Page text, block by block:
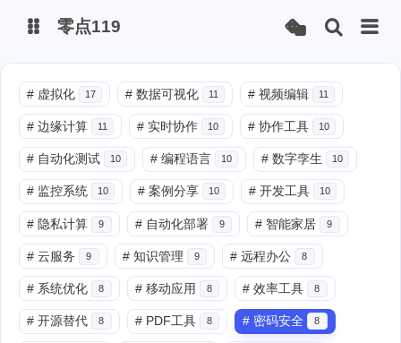
微博
抖音
零点119
# 虚拟化 17 # 数据可视化 11 # 视频编辑 11
# 边缘计算 11 # 实时协作 10 # 协作工具 10
# 自动化测试 10 # 编程语言 10 # 数字孪生 10
# 监控系统 10 # 案例分享 10 # 开发工具 10
# 隐私计算 9 # 自动化部署 9 # 智能家居 9
# 云服务 9 # 知识管理 9 # 远程办公 8
# 系统优化 8 # 移动应用 8 # 效率工具 8
# 开源替代 8 # PDF工具 8 # 密码安全 8